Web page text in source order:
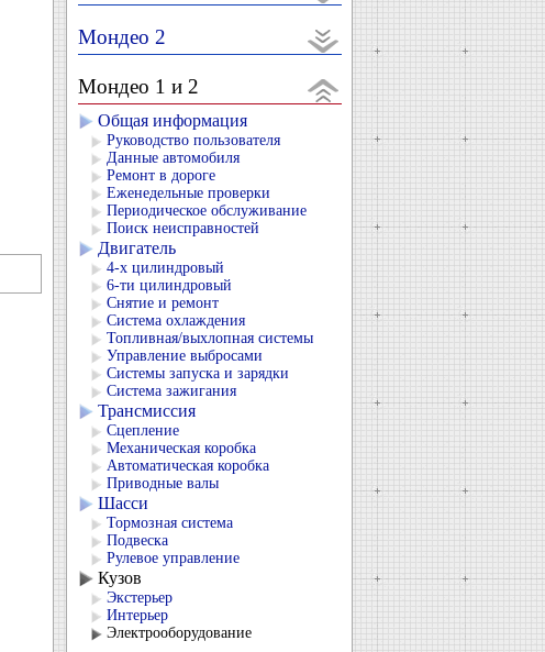
Мондео 2
Мондео 1 и 2
Общая информация
Руководство пользователя
Данные автомобиля
Ремонт в дороге
Еженедельные проверки
Периодическое обслуживание
Поиск неисправностей
Двигатель
4-х цилиндровый
6-ти цилиндровый
Снятие и ремонт
Система охлаждения
Топливная/выхлопная системы
Управление выбросами
Системы запуска и зарядки
Система зажигания
Трансмиссия
Сцепление
Механическая коробка
Автоматическая коробка
Приводные валы
Шасси
Тормозная система
Подвеска
Рулевое управление
Кузов
Экстерьер
Интерьер
Электрооборудование